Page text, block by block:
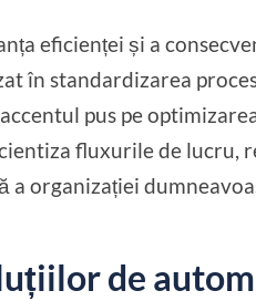
eficienței și a
în standardizarea
pus pe
fluxurile de lucru,
a organizației
de